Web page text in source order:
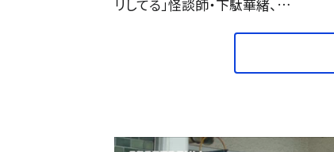
リしてる」怪談師・下駄華緒、…